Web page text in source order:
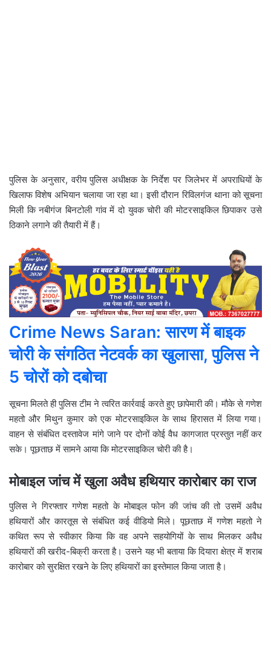
पुलिस के अनुसार, वरीय पुलिस अधीक्षक के निर्देश पर जिलेभर में अपराधियों के
खिलाफ विशेष अभियान चलाया जा रहा था। इसी दौरान रिविलगंज थाना को सूचना
मिली कि नबीगंज बिनटोली गांव में दो युवक चोरी की मोटरसाइकिल छिपाकर उसे
ठिकाने लगाने की तैयारी में हैं।
Crime News Saran: सारण में बाइक
चोरी के संगठित नेटवर्क का खुलासा, पुलिस ने
5 चोरों को दबोचा
सूचना मिलते ही पुलिस टीम ने त्वरित कार्रवाई करते हुए छापेमारी की। मौके से गणेश
महतो और मिथुन कुमार को एक मोटरसाइकिल के साथ हिरासत में लिया गया।
वाहन से संबंधित दस्तावेज मांगे जाने पर दोनों कोई वैध कागजात प्रस्तुत नहीं कर
सके। पूछताछ में सामने आया कि मोटरसाइकिल चोरी की है।
मोबाइल जांच में खुला अवैध हथियार कारोबार का राज
पुलिस ने गिरफ्तार गणेश महतो के मोबाइल फोन की जांच की तो उसमें अवैध
हथियारों और कारतूस से संबंधित कई वीडियो मिले। पूछताछ में गणेश महतो ने
कथित रूप से स्वीकार किया कि वह अपने सहयोगियों के साथ मिलकर अवैध
हथियारों की खरीद-बिक्री करता है। उसने यह भी बताया कि दियारा क्षेत्र में शराब
कारोबार को सुरक्षित रखने के लिए हथियारों का इस्तेमाल किया जाता है।